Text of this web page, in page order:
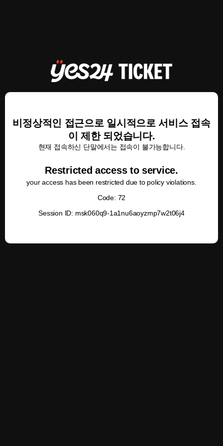
비정상적인 접근으로 일시적으로 서비스 접속
이 제한 되었습니다.
현재 접속하신 단말에서는 접속이 불가능합니다.
Restricted access to service.
your access has been restricted due to policy violations.
Code: 72
Session ID: msk060q9-1a1nu6aoyzmp7w2t06j4